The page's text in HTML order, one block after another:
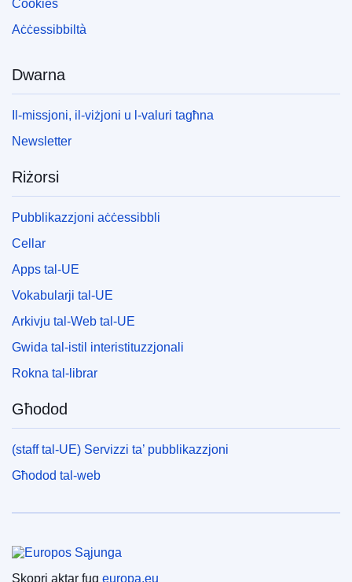
Cookies
Aċċessibbiltà
Dwarna
Il-missjoni, il-viżjoni u l-valuri tagħna
Newsletter
Riżorsi
Pubblikazzjoni aċċessibbli
Cellar
Apps tal-UE
Vokabularji tal-UE
Arkivju tal-Web tal-UE
Gwida tal-istil interistituzzjonali
Rokna tal-librar
Għodod
(staff tal-UE) Servizzi ta’ pubblikazzjoni
Għodod tal-web
Skopri aktar fuq europa.eu